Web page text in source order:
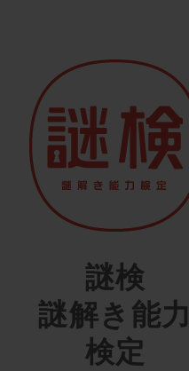
謎検
謎解き能
検定